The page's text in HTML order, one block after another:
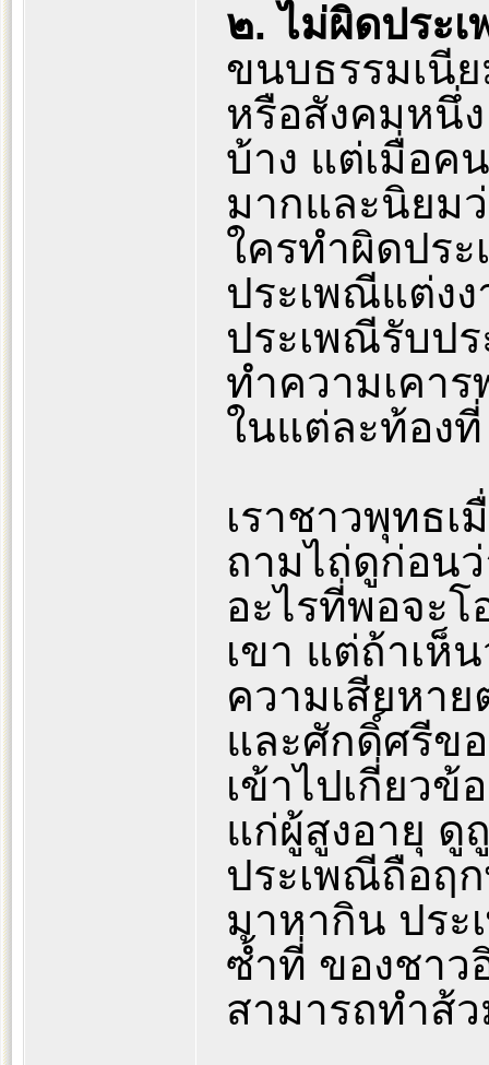
๒. ไม่ผิดประ
ขนบธรรมเนี
หรือสังคมหนึ่
บ้าง แต่เมื่อค
มากและนิยม
ใครทำผิดปร
ประเพณีแต่ง
ประเพณีรับป
ทำความเคา
ในแต่ละท้อง
เราชาวพุทธ
ถามไถ่ดูก่อน
อะไรที่พอจะ
เขา แต่ถ้าเห็
ความเสียหา
และศักดิ์ศรีข
เข้าไปเกี่ยวข้
แก่ผู้สูงอายุ ดู
ประเพณีถือฤ
มาหากิน ประ
ซ้ำที่ ของชาว
สามารถทำส้